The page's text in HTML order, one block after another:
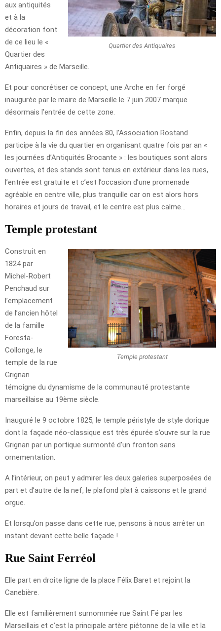
Quartier des Antiquaires
aux antiquités
et à la
décoration font
de ce lieu le «
Quartier des
Antiquaires » de Marseille.
Et pour concrétiser ce concept, une Arche en fer forgé
inaugurée par le maire de Marseille le 7 juin 2007 marque
désormais l’entrée de cette zone.
Enfin, depuis la fin des années 80, l’Association Rostand
participe à la vie du quartier en organisant quatre fois par an «
les journées d’Antiquités Brocante » : les boutiques sont alors
ouvertes, et des stands sont tenus en extérieur dans les rues,
l’entrée est gratuite et c’est l’occasion d’une promenade
agréable en centre ville, plus tranquille car on est alors hors
horaires et jours de travail, et le centre est plus calme…
Temple protestant
Temple protestant
Construit en
1824 par
Michel-Robert
Penchaud sur
l’emplacement
de l’ancien hôtel
de la famille
Foresta-
Collonge, le
temple de la rue
Grignan
témoigne du dynamisme de la communauté protestante
marseillaise au 19ème siècle.
Inauguré le 9 octobre 1825, le temple péristyle de style dorique
dont la façade néo-classique est très épurée s’ouvre sur la rue
Grignan par un portique surmonté d’un fronton sans
ornementation.
A l’intérieur, on peut y admirer les deux galeries superposées de
part et d’autre de la nef, le plafond plat à caissons et le grand
orgue.
Et lorsqu’on passe dans cette rue, pensons à nous arrêter un
instant devant cette belle façade !
Rue Saint Ferréol
Elle part en droite ligne de la place Félix Baret et rejoint la
Canebière.
Elle est familièrement surnommée rue Saint Fé par les
Marseillais et c’est la principale artère piétonne de la ville et la